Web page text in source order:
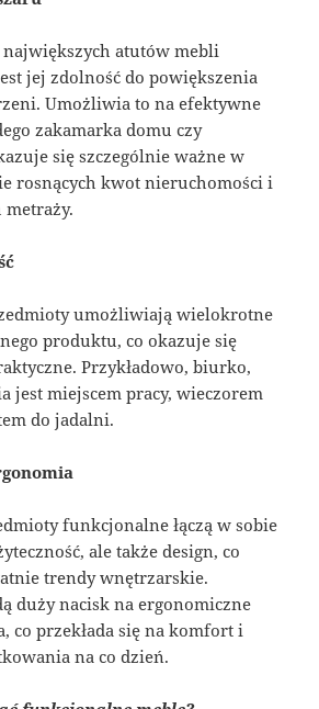
atutów mebli
jej zdolność do powiększenia
Umożliwia to na efektywne
zakamarka domu czy
się szczególnie ważne w
rosnących kwot nieruchomości i
metraży.
umożliwiają wielokrotne
produktu, co okazuje się
Przykładowo, biurko,
jest miejscem pracy, wieczorem
do jadalni.
funkcjonalne łączą w sobie
ale także design, co
trendy wnętrzarskie.
duży nacisk na ergonomiczne
co przekłada się na komfort i
na co dzień.